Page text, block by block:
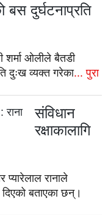
बस दुर्घटनाप्रति
शर्मा ओलीले बैतडी
दुःख व्यक्त गरेका... पुरा
संविधान
रक्षाकालागि
रानाले
बताएका छन्।